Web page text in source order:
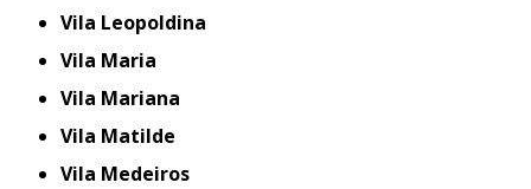
Vila Leopoldina
Vila Maria
Vila Mariana
Vila Matilde
Vila Medeiros